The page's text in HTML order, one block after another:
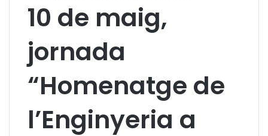
10 de maig,
jornada
“Homenatge de
l’Enginyeria a